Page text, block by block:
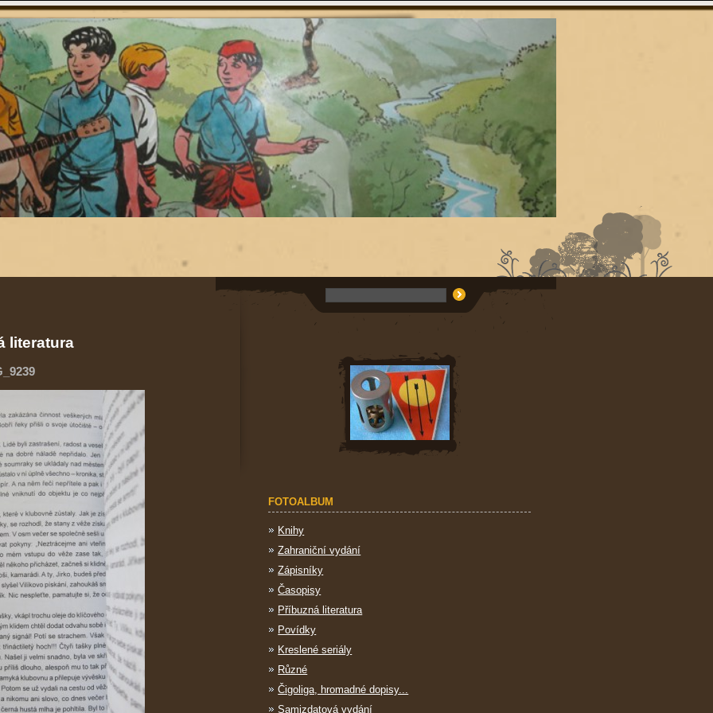
literatura
FOTOALBUM
Knihy
Zahraniční vydání
Zápisníky
Časopisy
Příbuzná literatura
Povídky
Kreslené seriály
Různé
Čigoliga, hromadné dopisy...
Samizdatová vydání